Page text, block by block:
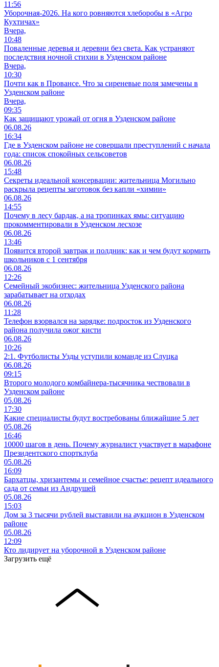
11:56
Уборочная-2026. На кого ровняются хлеборобы в «Агро
Кухтичах»
Вчера,
10:48
Поваленные деревья и деревни без света. Как устраняют
последствия ночной стихии в Узденском районе
Вчера,
10:30
Почти как в Провансе. Что за сиреневые поля замечены в
Узденском районе
Вчера,
09:35
Как защищают урожай от огня в Узденском районе
06.08.26
16:34
Где в Узденском районе не совершали преступлений с начала
года: список спокойных сельсоветов
06.08.26
15:48
Секреты идеальной консервации: жительница Могильно
раскрыла рецепты заготовок без капли «химии»
06.08.26
14:55
Почему в лесу бардак, а на тропинках ямы: ситуацию
прокомментировали в Узденском лесхозе
06.08.26
13:46
Появится второй завтрак и полдник: как и чем будут кормить
школьников с 1 сентября
06.08.26
12:26
Семейный экобизнес: жительница Узденского района
зарабатывает на отходах
06.08.26
11:28
Телефон взорвался на зарядке: подросток из Узденского
района получила ожог кисти
06.08.26
10:26
2:1. Футболисты Узды уступили команде из Слуцка
06.08.26
09:15
Второго молодого комбайнера-тысячника чествовали в
Узденском районе
05.08.26
17:30
Какие специалисты будут востребованы ближайшие 5 лет
05.08.26
16:46
10000 шагов в день. Почему журналист участвует в марафоне
Президентского спортклуба
05.08.26
16:09
Бархатцы, хризантемы и семейное счастье: рецепт идеального
сада от семьи из Андрушей
05.08.26
15:03
Дом за 3 тысячи рублей выставили на аукцион в Узденском
районе
05.08.26
12:09
Кто лидирует на уборочной в Узденском районе
Загрузить ещё